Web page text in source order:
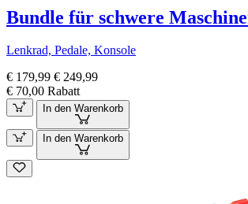
Bundle für schwere
Lenkrad, Pedale, Konsole
€ 179,99 € 249,99
€ 70,00 Rabatt
In den Warenkorb
In den Warenkorb